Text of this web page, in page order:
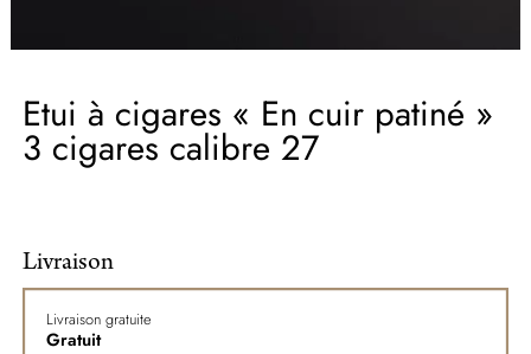
Etui à cigares « En cuir patiné »
3 cigares calibre 27
Livraison
Livraison gratuite
Gratuit